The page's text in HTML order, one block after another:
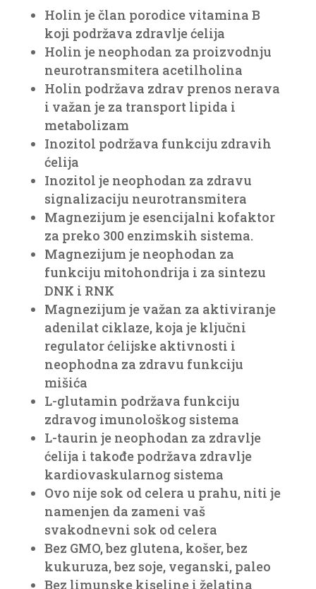
Holin je član porodice vitamina B
koji podržava zdravlje ćelija
Holin je neophodan za proizvodnju
neurotransmitera acetilholina
Holin podržava zdrav prenos nerava
i važan je za transport lipida i
metabolizam
Inozitol podržava funkciju zdravih
ćelija
Inozitol je neophodan za zdravu
signalizaciju neurotransmitera
Magnezijum je esencijalni kofaktor
za preko 300 enzimskih sistema.
Magnezijum je neophodan za
funkciju mitohondrija i za sintezu
DNK i RNK
Magnezijum je važan za aktiviranje
adenilat ciklaze, koja je ključni
regulator ćelijske aktivnosti i
neophodna za zdravu funkciju
mišića
L-glutamin podržava funkciju
zdravog imunološkog sistema
L-taurin je neophodan za zdravlje
ćelija i takođe podržava zdravlje
kardiovaskularnog sistema
Ovo nije sok od celera u prahu, niti je
namenjen da zameni vaš
svakodnevni sok od celera
Bez GMO, bez glutena, košer, bez
kukuruza, bez soje, veganski, paleo
Bez limunske kiseline i želatina